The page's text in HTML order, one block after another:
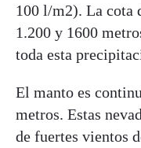
100 l/m2). La cota
1.200 y 1600
toda esta
El manto es
metros. Estas
de fuertes vientos